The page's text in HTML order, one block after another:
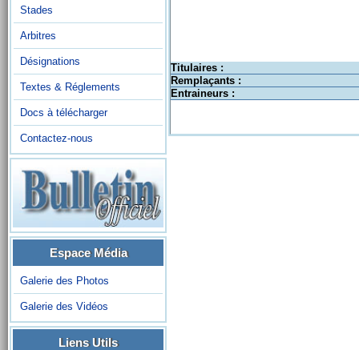
Stades
Arbitres
Désignations
Textes & Réglements
Docs à télécharger
Contactez-nous
Espace Média
Galerie des Photos
Galerie des Vidéos
Liens Utils
Titulaires :
Remplaçants :
Entraineurs :